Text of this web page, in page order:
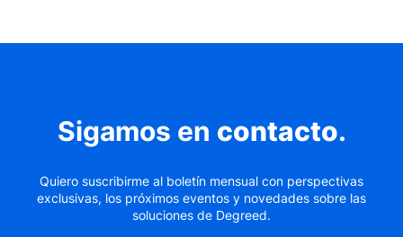
Sigamos en contacto.
Quiero suscribirme al boletín mensual con perspectivas
exclusivas, los próximos eventos y novedades sobre las
soluciones de Degreed.